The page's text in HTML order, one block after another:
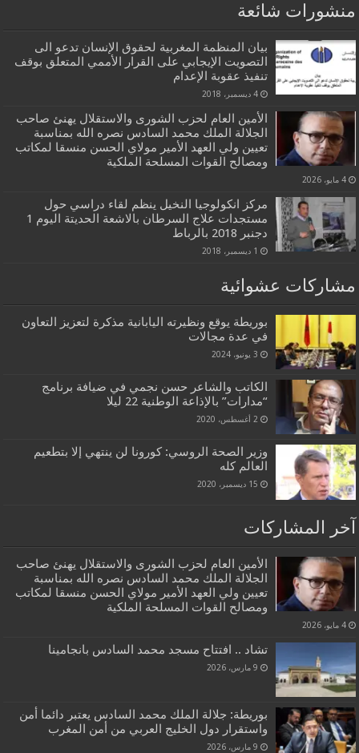
منشورات شائعة
بيان المنظمة المغربية لحقوق الإنسان تدعو الى
التصويت الإيجابي على القرار الأممي المتعلق بوقف
تنفيذ عقوبة الإعدام
4 ديسمبر، 2018
الأمين العام لحزب الشورى والاستقلال يهنئ صاحب
الجلالة الملك محمد السادس نصره الله بمناسبة
تعيين ولي العهد الأمير مولاي الحسن منسقا لمكاتب
ومصالح القوات المسلحة الملكية
4 مايو، 2026
مركز انكولوجيا النخيل ينظم لقاء دراسي حول
مستجدات علاج السرطان بالاشعة الحديتة اليوم 1
دجنبر 2018 بالرباط
1 ديسمبر، 2018
مشاركات عشوائية
بوريطة يوقع ونظيرته اليابانية مذكرة لتعزيز التعاون
في عدة مجالات
3 يونيو، 2024
الكاتب والشاعر حسن نجمي في ضيافة برنامج
“مدارات” بالإذاعة الوطنية 22 ليلا
2 أغسطس، 2020
وزير الصحة الروسي: كورونا لن ينتهي إلا بتطعيم
العالم كله
15 ديسمبر، 2020
آخر المشاركات
الأمين العام لحزب الشورى والاستقلال يهنئ صاحب
الجلالة الملك محمد السادس نصره الله بمناسبة
تعيين ولي العهد الأمير مولاي الحسن منسقا لمكاتب
ومصالح القوات المسلحة الملكية
4 مايو، 2026
تشاد .. افتتاح مسجد محمد السادس بانجامينا
9 مارس، 2026
بوريطة: جلالة الملك محمد السادس يعتبر دائما أمن
واستقرار دول الخليج العربي من أمن المغرب
9 مارس، 2026